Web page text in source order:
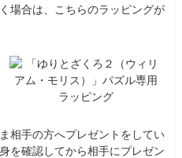
場合は、こちらのラッピングが
相手の方へプレゼントをしてい
を確認してから相手にプレゼン